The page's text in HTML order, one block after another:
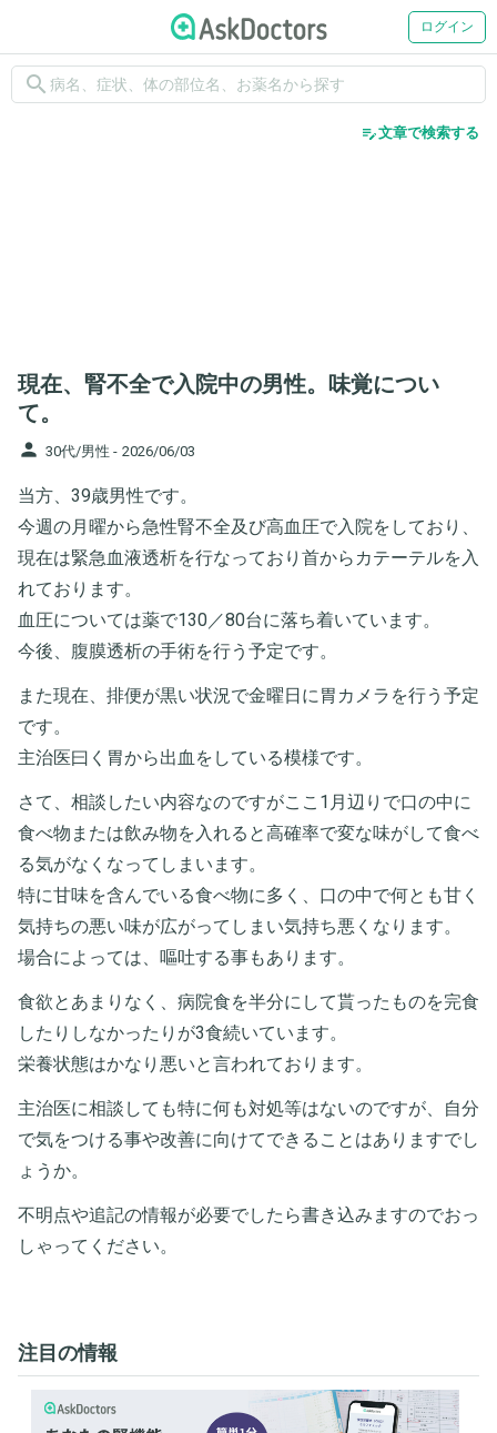
ログイン
search
edit_note文章で検索する
現在、腎不全で入院中の男性。味覚につい
て。
person 30代/男性 - 2026/06/03
当方、39歳男性です。
今週の月曜から急性腎不全及び高血圧で入院をしており、
現在は緊急血液透析を行なっており首からカテーテルを入
れております。
血圧については薬で130／80台に落ち着いています。
今後、腹膜透析の手術を行う予定です。
また現在、排便が黒い状況で金曜日に胃カメラを行う予定
です。
主治医曰く胃から出血をしている模様です。
さて、相談したい内容なのですがここ1月辺りで口の中に
食べ物または飲み物を入れると高確率で変な味がして食べ
る気がなくなってしまいます。
特に甘味を含んでいる食べ物に多く、口の中で何とも甘く
気持ちの悪い味が広がってしまい気持ち悪くなります。
場合によっては、嘔吐する事もあります。
食欲とあまりなく、病院食を半分にして貰ったものを完食
したりしなかったりが3食続いています。
栄養状態はかなり悪いと言われております。
主治医に相談しても特に何も対処等はないのですが、自分
で気をつける事や改善に向けてできることはありますでし
ょうか。
不明点や追記の情報が必要でしたら書き込みますのでおっ
しゃってください。
注目の情報